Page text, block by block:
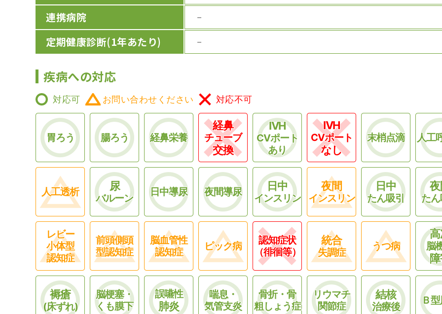
連携病院 －
定期健康診断(1年あたり) －
疾病への対応
対応可 お問い合わせください 対応不可
胃ろう 腸ろう 経鼻栄養
経鼻
チューブ
交換
IVH
CVポート
あり
IVH
CVポート
なし
末梢点滴 人工
人工透析 尿
バルーン
日中導尿 夜間導尿 日中
インスリン
夜間
インスリン
日中
たん吸引 た
レビー
小体型
認知症
前頭側頭
型認知症
脳血管性
認知症
ピック病
認知症状
（徘徊等）
統合
失調症
うつ病 脳
褥瘡
(床ずれ)
脳梗塞・
くも膜下
誤嚥性
肺炎
喘息・
気管支炎
骨折・骨
粗しょう症
リウマチ
関節症
結核
治療後
Ｂ